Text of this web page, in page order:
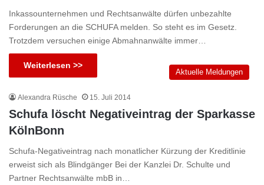
Inkassounternehmen und Rechtsanwälte dürfen unbezahlte
Forderungen an die SCHUFA melden. So steht es im Gesetz.
Trotzdem versuchen einige Abmahnanwälte immer…
Weiterlesen >>
Aktuelle Meldungen
Alexandra Rüsche 15. Juli 2014
Schufa löscht Negativeintrag der Sparkasse
KölnBonn
Schufa-Negativeintrag nach monatlicher Kürzung der Kreditlinie
erweist sich als Blindgänger Bei der Kanzlei Dr. Schulte und
Partner Rechtsanwälte mbB in…